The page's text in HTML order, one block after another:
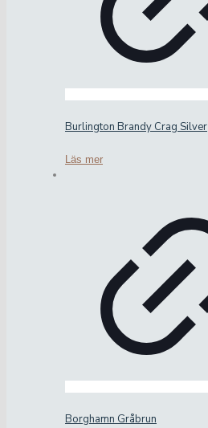
Burlington Brandy Crag Silver
Läs mer
Borghamn Gråbrun